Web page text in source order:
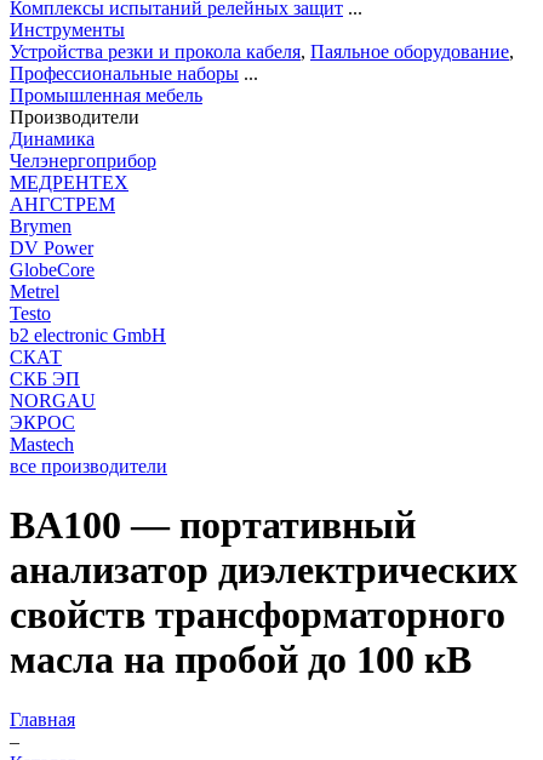
Комплексы испытаний релейных защит ...
Инструменты
Устройства резки и прокола кабеля, Паяльное оборудование,
Профессиональные наборы ...
Промышленная мебель
Производители
Динамика
Челэнергоприбор
МЕДРЕНТЕХ
АНГСТРЕМ
Brymen
DV Power
GlobeCore
Metrel
Testo
b2 electronic GmbH
СКАТ
СКБ ЭП
NORGAU
ЭКРОС
Mastech
все производители
BA100 — портативный
анализатор диэлектрических
свойств трансформаторного
масла на пробой до 100 кВ
Главная
–